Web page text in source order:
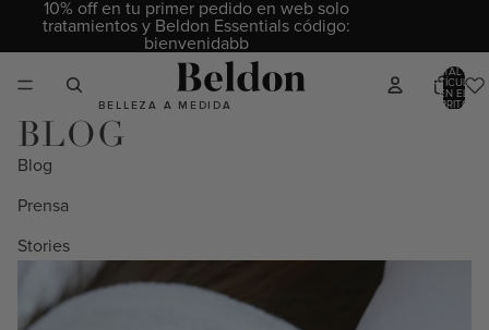
10% off en tu primer pedido en web solo
tratamientos y Beldon Essentials código:
bienvenidabb
BELLEZA A MEDIDA
TOTAL DE
ARTÍCULOS
EN EL
CARRITO: 0
BLOG
Blog
Prensa
Stories